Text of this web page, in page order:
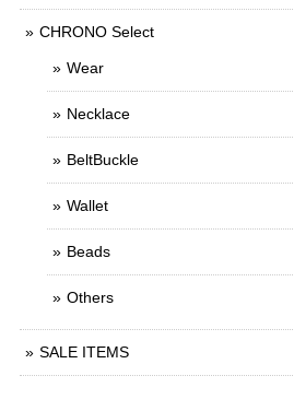
CHRONO Select
Wear
Necklace
BeltBuckle
Wallet
Beads
Others
SALE ITEMS